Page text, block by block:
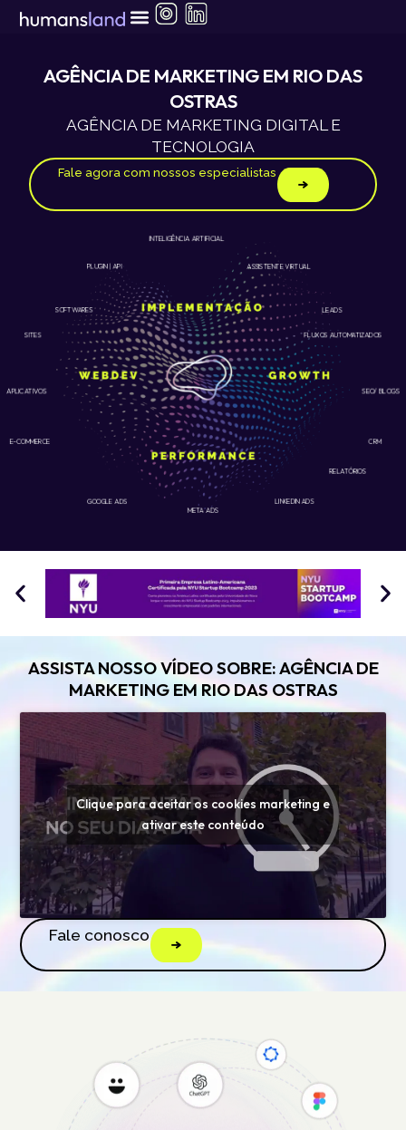
para
conteúdoAGÊNCIA DE MARKETING EM RIO DAS
OSTRAS
AGÊNCIA DE MARKETING DIGITAL E
TECNOLOGIA
Fale agora com nossos especialistas
GOOGLE ADS LINKEDIN ADS
APLICATIVOS
SITES
E-COMMERCE
META ADS
CRM
RELATÓRIOS
SEO/ BLOGS
FLUXOS AUTOMATIZADOS
INTELIGÊNCIA ARTIFICIAL
PLUGIN | API
SOFTWARES
ASSISTENTE VIRTUAL
LEADS
ASSISTA NOSSO VÍDEO SOBRE: AGÊNCIA DE
MARKETING EM RIO DAS OSTRAS
Clique para aceitar os cookies marketing e
ativar este conteúdo
Fale conosco